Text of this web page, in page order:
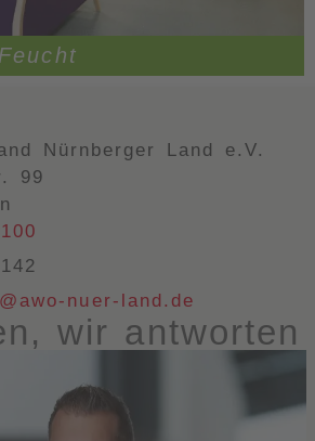
Nürnberger Land e.V.
99
nuer-land.de
wir antworten